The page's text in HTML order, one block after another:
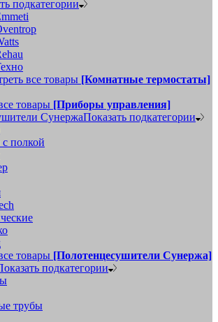
подкатегории
все товары [Комнатные термостаты]
товары [Приборы управления]
СунержаПоказать подкатегории
полкой
товары [Полотенцесушители Сунержа]
подкатегории
трубы